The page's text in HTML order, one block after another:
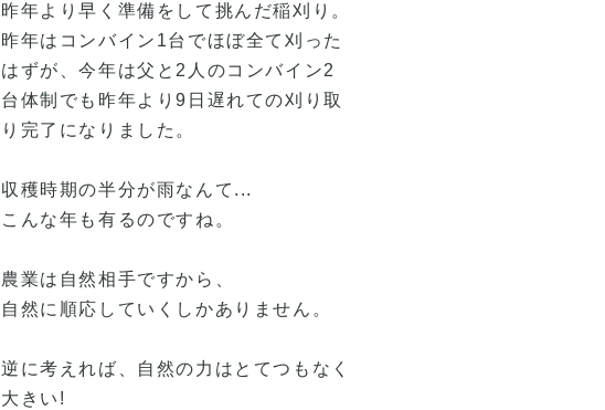
昨年より早く準備をして挑んだ稲刈り。
昨年はコンバイン1台でほぼ全て刈った
はずが、今年は父と2人のコンバイン2
台体制でも昨年より9日遅れての刈り取
り完了になりました。
収穫時期の半分が雨なんて...
こんな年も有るのですね。
農業は自然相手ですから、
自然に順応していくしかありません。
逆に考えれば、自然の力はとてつもなく
大きい!